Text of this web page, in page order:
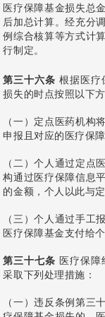
医疗保障基金损失总
后加总计算。经充分
例综合核算等方式计
行制定。
第三十六条 根据医疗
损失的时点按照以下
（一）定点医药机构
申报且对应的医疗保
（二）个人通过定点
构通过医疗保障信息
的金额，个人以此与
（三）个人通过手工
医疗保障基金支付给个
第三十七条 医疗保障
采取下列处理措施：
（一）违反条例第三